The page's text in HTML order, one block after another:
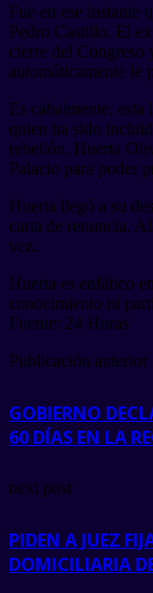
Fue en ese instante
Pedro Castillo. El
cierre del Congreso
automáticamente le
Es cabalmente,
quien ha sido
rebelión. Huerta
Palacio para poder
Huerta llegó a su
carta de renuncia.
vez.
Huerta es enfático
conocimiento ni
Fuente: 24 Horas
Publicación anterior
GOBIERNO
60 DÍAS EN LA
next post
PIDEN A JUEZ
DOMICILIARIA